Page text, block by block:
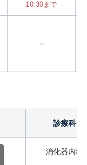
10:30まで
－
診療科
消化器内科